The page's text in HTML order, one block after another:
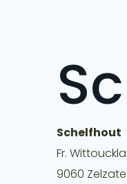
Schelfhout
Fr.
9060 Zelzate